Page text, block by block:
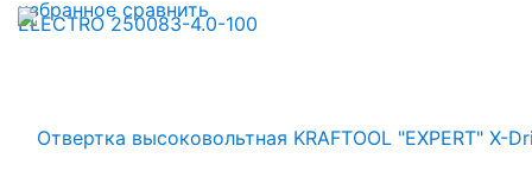
избранное сравнить